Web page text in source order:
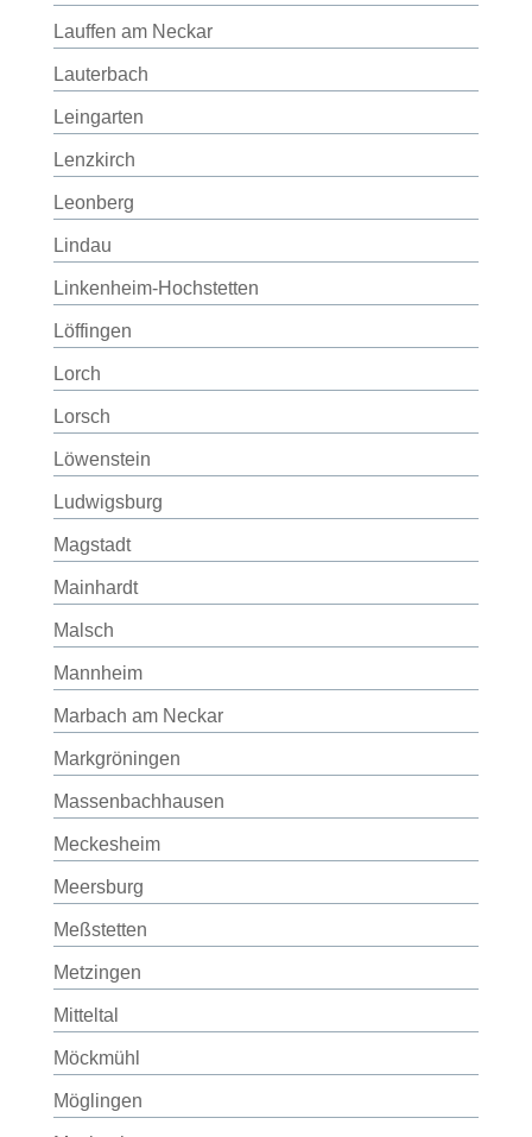
Lauffen am Neckar
Lauterbach
Leingarten
Lenzkirch
Leonberg
Lindau
Linkenheim-Hochstetten
Löffingen
Lorch
Lorsch
Löwenstein
Ludwigsburg
Magstadt
Mainhardt
Malsch
Mannheim
Marbach am Neckar
Markgröningen
Massenbachhausen
Meckesheim
Meersburg
Meßstetten
Metzingen
Mitteltal
Möckmühl
Möglingen